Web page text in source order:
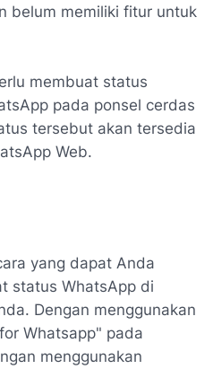
belum memiliki fitur untuk
membuat status
pada ponsel cerdas
tersebut akan tersedia
Web.
yang dapat Anda
status WhatsApp di
Dengan menggunakan
Whatsapp" pada
menggunakan